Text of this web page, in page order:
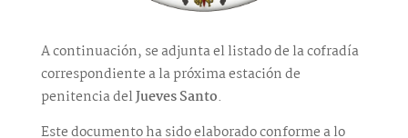
A continuación, se adjunta el listado de la cofradía
correspondiente a la próxima estación de
penitencia delJueves Santo.
Este documento ha sido elaborado conforme a lo